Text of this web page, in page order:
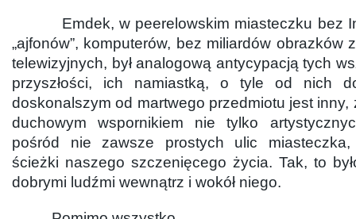
Emdek, w peerelowskim miasteczku bez
„ajfonów”, komputerów, bez miliardów obrazków
telewizyjnych, był analogową antycypacją tych
przyszłości, ich namiastką, o tyle od nich
doskonalszym od martwego przedmiotu jest inny,
duchowym wspornikiem nie tylko
pośród nie zawsze prostych ulic miasteczka,
ścieżki naszego szczenięcego życia. Tak, to
dobrymi ludźmi wewnątrz i wokół niego.